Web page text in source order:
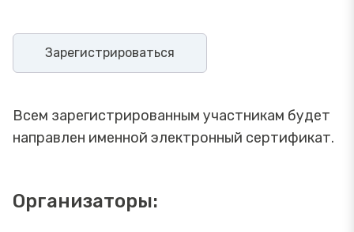
Зарегистрироваться
Всем зарегистрированным участникам будет
направлен именной электронный сертификат.
Организаторы: